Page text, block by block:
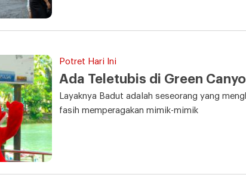
Potret Hari Ini
Ada Teletubis di Green
Layaknya Badut adalah seseorang yang
fasih memperagakan mimik-mimik